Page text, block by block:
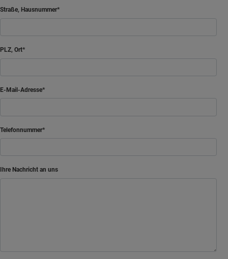
Straße, Hausnummer
PLZ, Ort
E-Mail-Adresse
Telefonnummer
Ihre Nachricht an uns